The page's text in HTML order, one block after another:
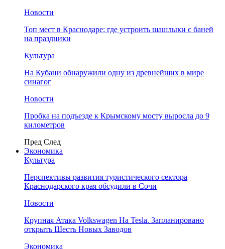
Новости
Топ мест в Краснодаре: где устроить шашлыки с баней
на праздники
Культура
На Кубани обнаружили одну из древнейших в мире
синагог
Новости
Пробка на подъезде к Крымскому мосту выросла до 9
километров
Пред След
Экономика
Культура
Перспективы развития туристического сектора
Краснодарского края обсудили в Сочи
Новости
Крупная Атака Volkswagen На Tesla. Запланировано
открыть Шесть Новых Заводов
Экономика